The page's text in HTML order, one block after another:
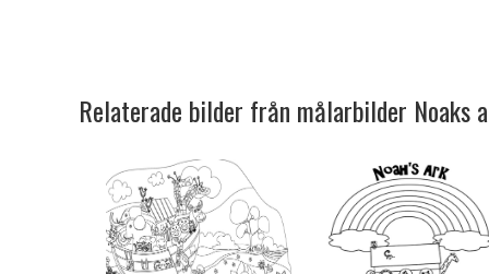
Relaterade bilder från målarbilder Noaks